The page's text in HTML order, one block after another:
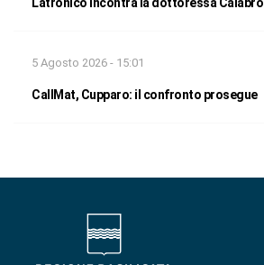
Latronico incontra la dottoressa Calabrò
5 Agosto 2026 - 15:01
CallMat, Cupparo: il confronto prosegue